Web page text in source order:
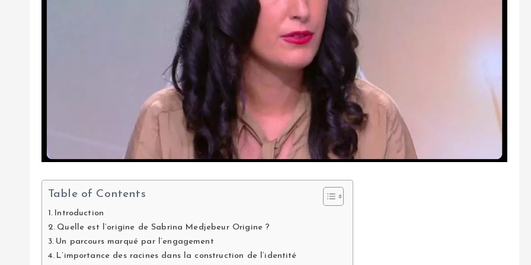
Table of Contents
Introduction
Quelle est l’origine de Sabrina Medjebeur Origine ?
Un parcours marqué par l’engagement
L’importance des racines dans la construction de l’identité